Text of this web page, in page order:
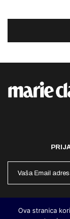
Ova stranica